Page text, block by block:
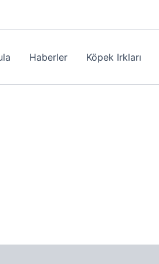
Haberler Köpek Irkları